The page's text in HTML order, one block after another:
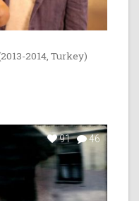
2014, Turkey)
91 46